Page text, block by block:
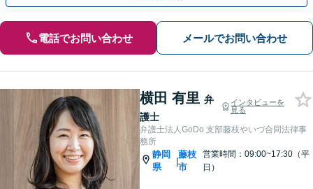
電話でお問い合わせ メールでお問い合わせ
横田 有里 弁
護士
インタビューを
見る
弁護士法人GoDo 支部藤枝やいづ合同法律事
務所
静岡
県
|
藤枝
市
営業時間：09:00~17:30（平
日）